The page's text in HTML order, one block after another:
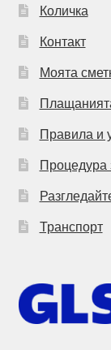
Количка
Контакт
Моята
Правила и
Процедура
Транспорт